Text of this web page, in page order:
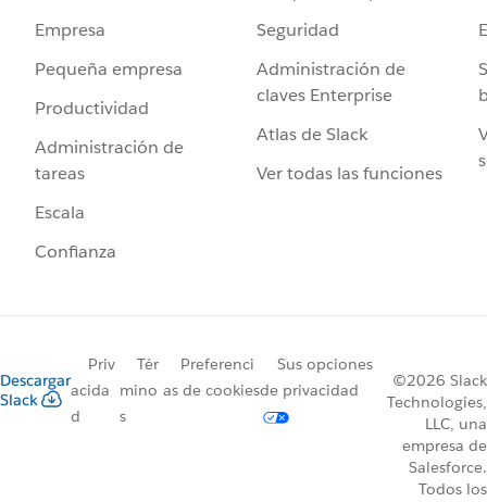
Empresa
Pequeña empresa
Productividad
Administración de
tareas
Escala
Confianza
Seguridad
Administración de
claves Enterprise
Atlas de Slack
Ver todas las funciones
Descargar
Slack
Priv
acida
d
Tér
mino
s
Preferenci
as de cookies
Sus opciones
de privacidad
©2026 Slack
Technologies,
LLC, una
empresa de
Salesforce.
Todos los